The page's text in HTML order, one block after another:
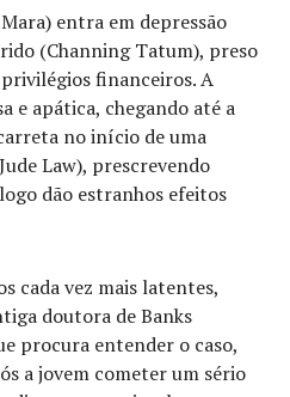
entra em depressão
(Channing Tatum), preso
financeiros. A
e apática, chegando até a
no início de uma
Law), prescrevendo
dão estranhos efeitos
cada vez mais latentes,
doutora de Banks
procura entender o caso,
a jovem cometer um sério